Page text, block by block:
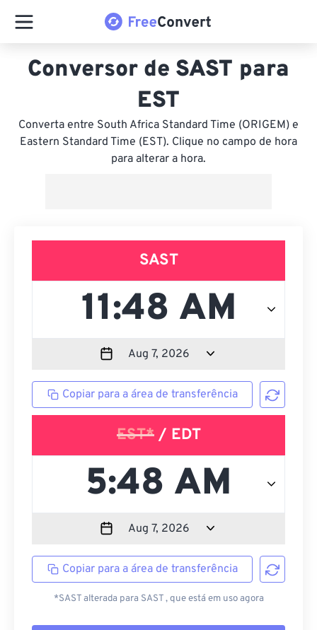
Conversor de SAST para
EST
Converta entre South Africa Standard Time (ORIGEM) e
Eastern Standard Time (EST). Clique no campo de hora
para alterar a hora.
SAST
Copiar para a área de transferência
EST*/ EDT
Copiar para a área de transferência
*SAST alterada para SAST , que está em uso agora